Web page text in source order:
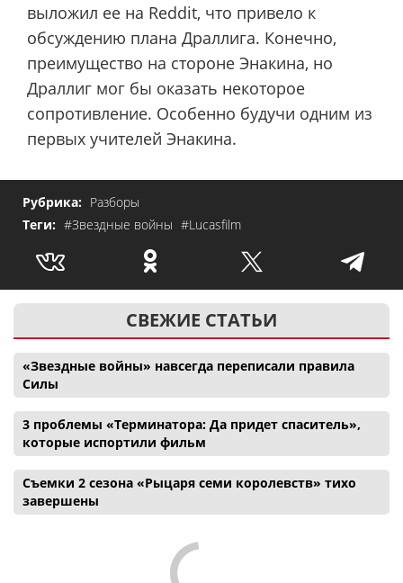
выложил ее на Reddit, что привело к
обсуждению плана Драллига. Конечно,
преимущество на стороне Энакина, но
Драллиг мог бы оказать некоторое
сопротивление. Особенно будучи одним из
первых учителей Энакина.
Рубрика: Разборы
Теги: #Звездные войны #Lucasfilm
СВЕЖИЕ СТАТЬИ
«Звездные войны» навсегда переписали правила
Силы
3 проблемы «Терминатора: Да придет спаситель»,
которые испортили фильм
Съемки 2 сезона «Рыцаря семи королевств» тихо
завершены